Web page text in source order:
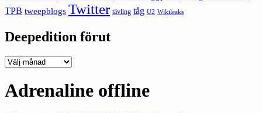
TPB tweepblogs Twitter tävling tåg U2 Wikileaks
Deepedition förut
Deepedition
Adrenaline offline